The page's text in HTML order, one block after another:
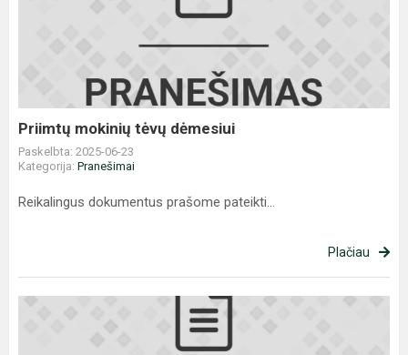
Priimtų mokinių tėvų dėmesiui
Paskelbta: 2025-06-23
Kategorija: Pranešimai
Reikalingus dokumentus prašome pateikti...
Plačiau
Birželio